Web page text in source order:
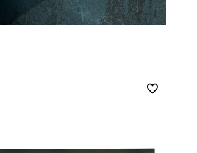
Do ulubionych